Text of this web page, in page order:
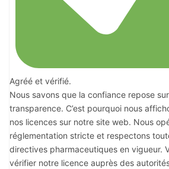
Agréé et vérifié.
Nous savons que la confiance repose
transparence. C’est pourquoi nous
nos licences sur notre site web. Nous
réglementation stricte et respectons
directives pharmaceutiques en vigueur.
vérifier notre licence auprès des